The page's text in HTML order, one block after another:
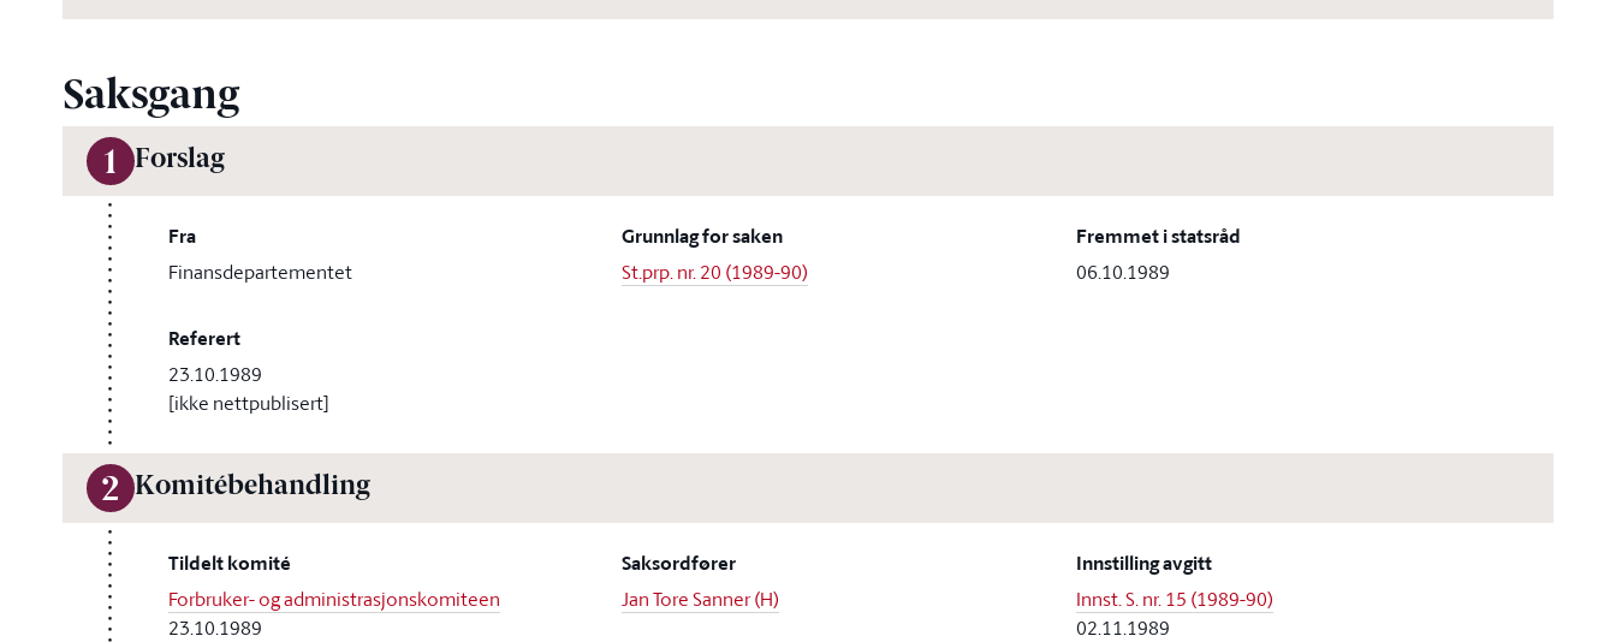
Saksgang
1 Forslag
Fra
Finansdepartementet
Grunnlag for saken
St.prp. nr. 20 (1989-90)
Fremmet i statsråd
06.10.1989
Referert
23.10.1989
[ikke nettpublisert]
2 Komitébehandling
Tildelt komité
Forbruker- og administrasjonskomiteen
23.10.1989
Saksordfører
Jan Tore Sanner (H)
Innstilling avgitt
Innst. S. nr. 15 (1989-90)
02.11.1989